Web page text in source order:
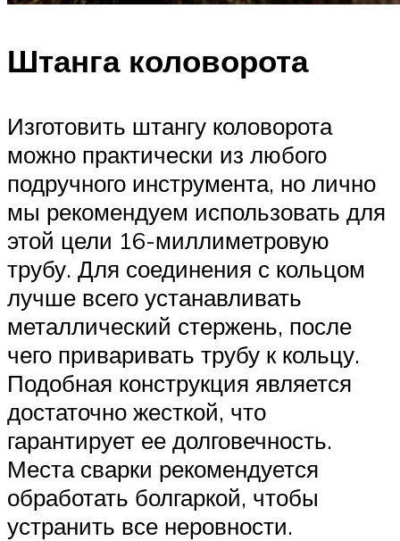
Штанга коловорота
Изготовить штангу коловорота
можно практически из любого
подручного инструмента, но лично
мы рекомендуем использовать для
этой цели 16-миллиметровую
трубу. Для соединения с кольцом
лучше всего устанавливать
металлический стержень, после
чего приваривать трубу к кольцу.
Подобная конструкция является
достаточно жесткой, что
гарантирует ее долговечность.
Места сварки рекомендуется
обработать болгаркой, чтобы
устранить все неровности.